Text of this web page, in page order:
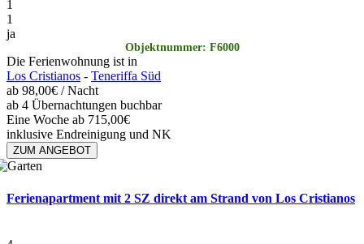
1
1
ja
Objektnummer: F6000
Die Ferienwohnung ist in
Los Cristianos - Teneriffa Süd
ab 98,00€ / Nacht
ab 4 Übernachtungen buchbar
Eine Woche ab 715,00€
inklusive Endreinigung und NK
ZUM ANGEBOT
Ferienapartment mit 2 SZ direkt am Strand von Los Cristianos